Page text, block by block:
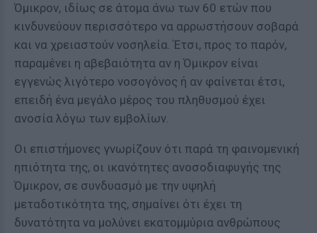
Όμικρον, ιδίως σε άτομα άνω των 60 ετών που
κινδυνεύουν περισσότερο να αρρωστήσουν σοβαρά
και να χρειαστούν νοσηλεία. Έτσι, προς το παρόν,
παραμένει η αβεβαιότητα αν η Όμικρον είναι
εγγενώς λιγότερο νοσογόνος ή αν φαίνεται έτσι,
επειδή ένα μεγάλο μέρος του πληθυσμού έχει
ανοσία λόγω των εμβολίων.
Οι επιστήμονες γνωρίζουν ότι παρά τη φαινομενική
ηπιότητα της, οι ικανότητες ανοσοδιαφυγής της
Όμικρον, σε συνδυασμό με την υψηλή
μεταδοτικότητα της, σημαίνει ότι έχει τη
δυνατότητα να μολύνει εκατομμύρια ανθρώπους